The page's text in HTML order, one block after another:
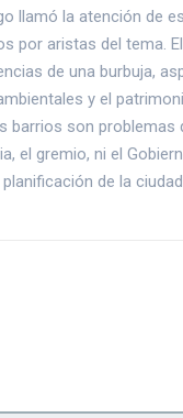
llamó la atención de
por aristas del tema.
de una burbuja,
y el
barrios son problemas
el gremio, ni el
de la